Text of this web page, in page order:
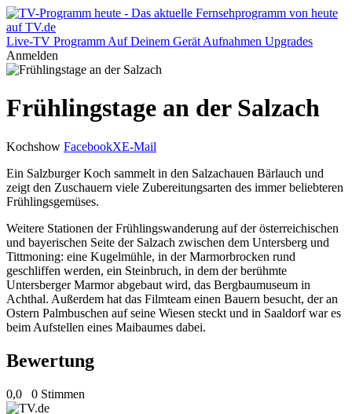
Live-TV Programm Auf Deinem Gerät Aufnahmen Upgrades
Anmelden
Frühlingstage an der Salzach
Kochshow FacebookXE-Mail
Ein Salzburger Koch sammelt in den Salzachauen Bärlauch und
zeigt den Zuschauern viele Zubereitungsarten des immer beliebteren
Frühlingsgemüses.
Weitere Stationen der Frühlingswanderung auf der österreichischen
und bayerischen Seite der Salzach zwischen dem Untersberg und
Tittmoning: eine Kugelmühle, in der Marmorbrocken rund
geschliffen werden, ein Steinbruch, in dem der berühmte
Untersberger Marmor abgebaut wird, das Bergbaumuseum in
Achthal. Außerdem hat das Filmteam einen Bauern besucht, der an
Ostern Palmbuschen auf seine Wiesen steckt und in Saaldorf war es
beim Aufstellen eines Maibaumes dabei.
Bewertung
0,0 0 Stimmen